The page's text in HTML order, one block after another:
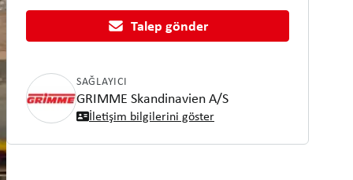
Talep gönder
SAĞLAYICI
GRIMME Skandinavien A/S
İletişim bilgilerini göster